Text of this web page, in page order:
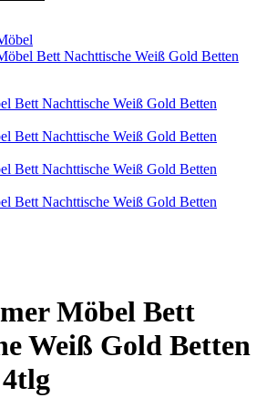
Bett Nachttische Weiß Gold Betten
Möbel Bett
Weiß Gold Betten